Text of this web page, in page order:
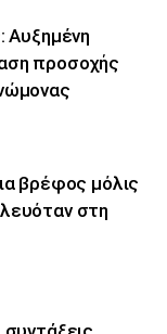
Αυξημένη
προσοχής
βρέφος μόλις
στη